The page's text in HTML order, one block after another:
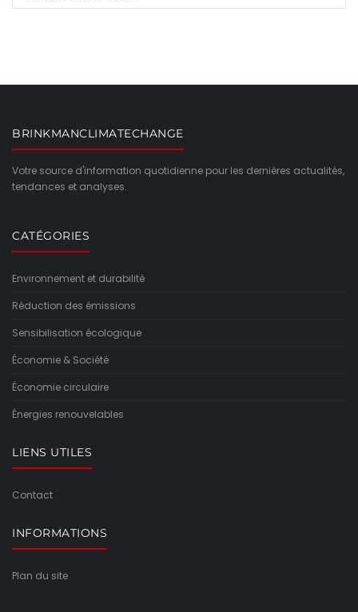
BRINKMANCLIMATECHANGE
Votre source d'information quotidienne pour les dernières actualités,
tendances et analyses.
CATÉGORIES
Environnement et durabilité
Réduction des émissions
Sensibilisation écologique
Économie & Société
Économie circulaire
Énergies renouvelables
LIENS UTILES
Contact
INFORMATIONS
Plan du site